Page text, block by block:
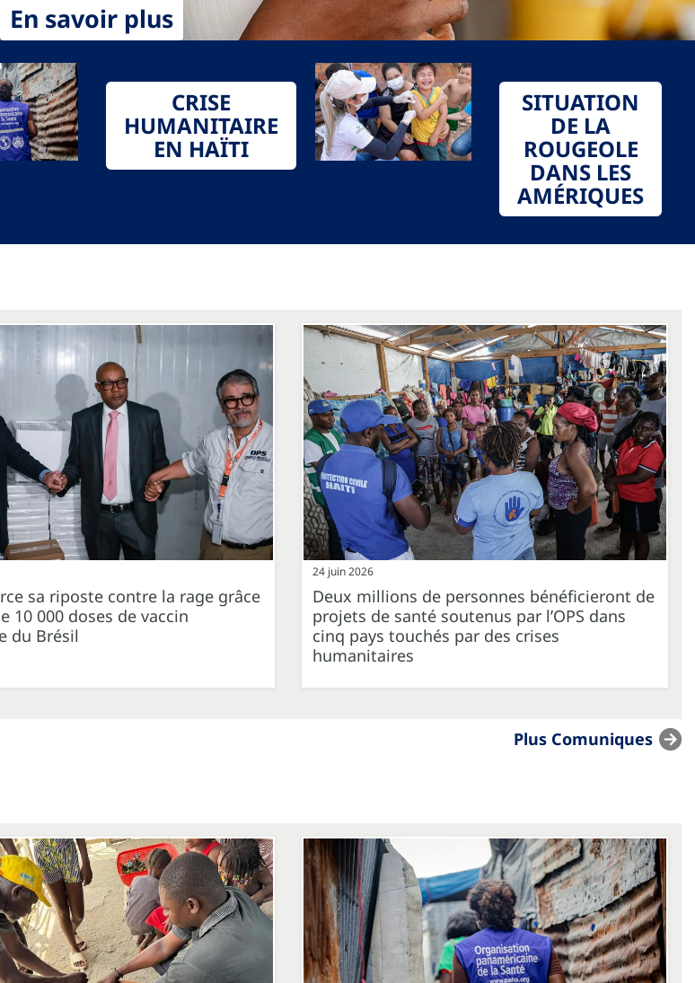
En savoir plus
CRISE
HUMANITAIRE
EN HAÏTI
SITUATION
DE LA
ROUGEOLE
DANS LES
AMÉRIQUES
sa riposte contre la rage grâce
10 000 doses de vaccin
du Brésil
24 juin 2026
Deux millions de personnes bénéficieront de
projets de santé soutenus par l’OPS dans
cinq pays touchés par des crises
humanitaires
Plus Comuniques